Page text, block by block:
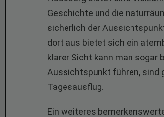
Geschichte und die
sicherlich der
dort aus bietet sich ein
klarer Sicht kann man sogar
Aussichtspunkt führen, sind
Tagesausflug.
Ein weiteres